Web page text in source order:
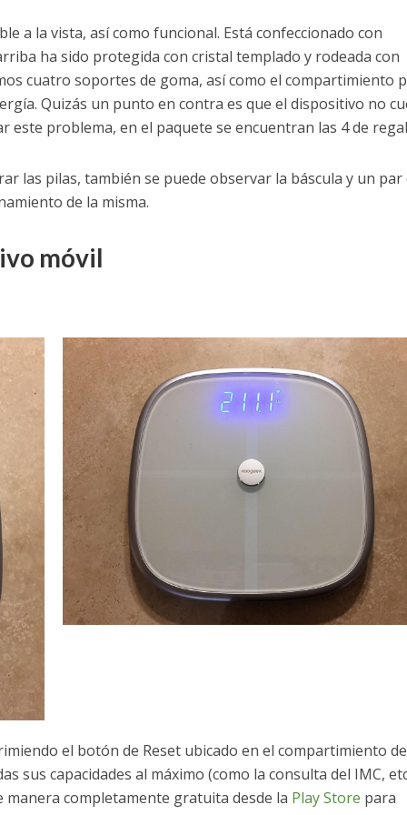
a la vista, así como funcional. Está confeccionado con
ha sido protegida con cristal templado y rodeada con
cuatro soportes de goma, así como el compartimiento
Quizás un punto en contra es que el dispositivo no
este problema, en el paquete se encuentran las 4 de
las pilas, también se puede observar la báscula y un par
de la misma.
móvil
el botón de Reset ubicado en el compartimiento
sus capacidades al máximo (como la consulta del IMC,
completamente gratuita desde la Play Store para